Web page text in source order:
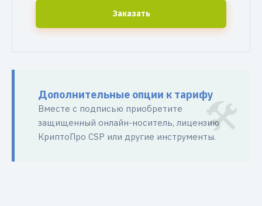
Заказать
Дополнительные опции к тарифу
Вместе с подписью приобретите
защищенный онлайн-носитель, лицензию
КриптоПро CSP или другие инструменты.